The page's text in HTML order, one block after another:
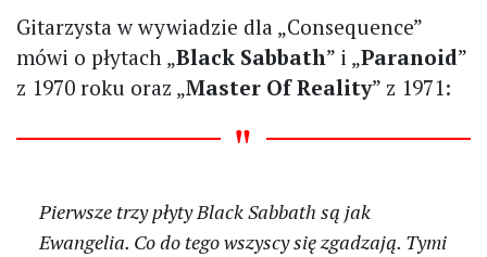
Gitarzysta w wywiadzie dla „Consequence”
mówi o płytach „Black Sabbath” i „Paranoid”
z 1970 roku oraz „Master Of Reality” z 1971:
Pierwsze trzy płyty Black Sabbath są jak
Ewangelia. Co do tego wszyscy się zgadzają. Tymi